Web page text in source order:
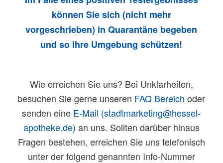
können Sie sich (nicht mehr
vorgeschrieben) in Quarantäne begeben
und so Ihre Umgebung schützen!
Wie erreichen Sie uns? Bei Unklarheiten,
besuchen Sie gerne unseren FAQ Bereich oder
senden eine E-Mail (stadtmarketing@hessel-
apotheke.de) an uns. Sollten darüber hinaus
Fragen bestehen, erreichen Sie uns telefonisch
unter der folgend genannten Info-Nummer